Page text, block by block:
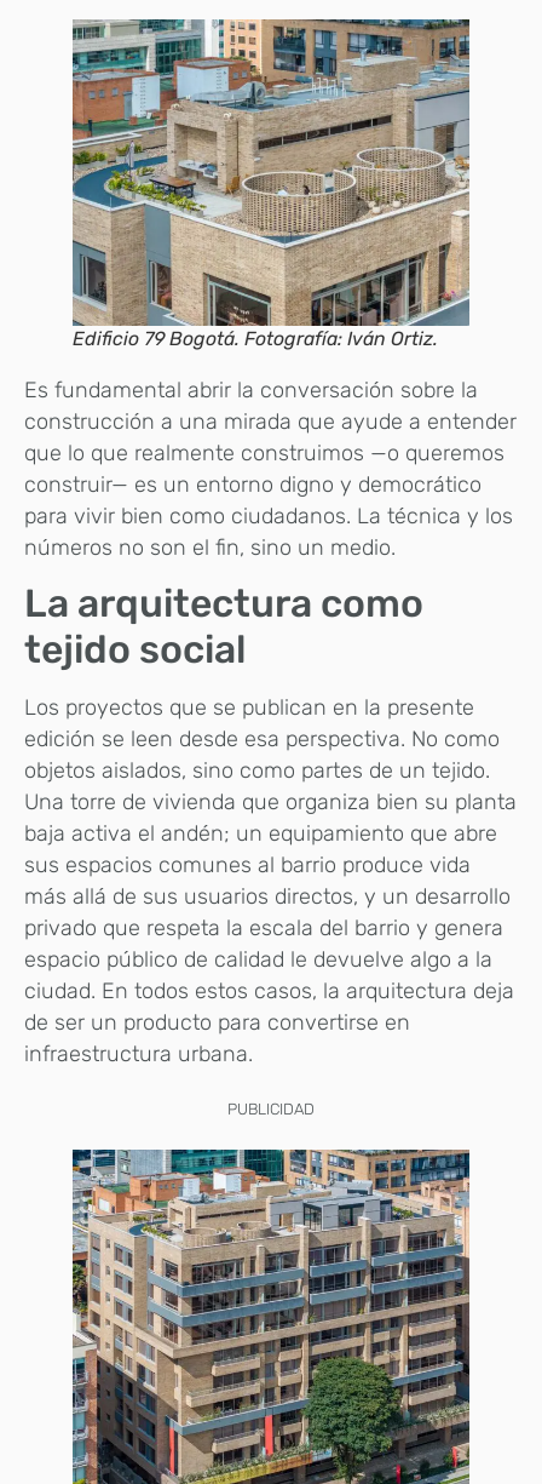
Edificio 79 Bogotá. Fotografía: Iván Ortiz.
Es fundamental abrir la conversación sobre la
construcción a una mirada que ayude a entender
que lo que realmente construimos —o queremos
construir— es un entorno digno y democrático
para vivir bien como ciudadanos. La técnica y los
números no son el fin, sino un medio.
La arquitectura como
tejido social
Los proyectos que se publican en la presente
edición se leen desde esa perspectiva. No como
objetos aislados, sino como partes de un tejido.
Una torre de vivienda que organiza bien su planta
baja activa el andén; un equipamiento que abre
sus espacios comunes al barrio produce vida
más allá de sus usuarios directos, y un desarrollo
privado que respeta la escala del barrio y genera
espacio público de calidad le devuelve algo a la
ciudad. En todos estos casos, la arquitectura deja
de ser un producto para convertirse en
infraestructura urbana.
PUBLICIDAD